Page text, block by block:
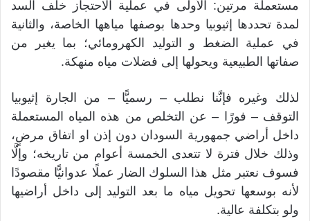
مستعملة مرتين: الأولى في عملية الاحتجاز خلف السد
لمدة تحددها إثيوبيا وحدها بوصفها مياهها الخاصة، والثانية
في عملية الضغط و التوليد الكهرومائي؛ بما يغير من
صفاتها الطبيعية ويحولها إلى فضلات مياه منهكة.
لذلك وغيره فإنَّنا نطلب – رسميًّا – من الجارة إثيوبيا
التوقف – فورًا – عن التخلص من هذه المياه المستعملة
داخل أراضي جمهورية السودان دون إذن او اتفاق مرضٍ،
وذلك خلال فترة لا تتعدى الخمسة أعوام من تاريخه؛ وإلَّا
فسوف نعتبر مثل هذا السلوك الضار عملًا عدوانيًّا مقصودًا
لأنه بوسعها تحويل مياه ما بعد التوليد إلى داخل أراضيها
ولو بتكلفة عالية.